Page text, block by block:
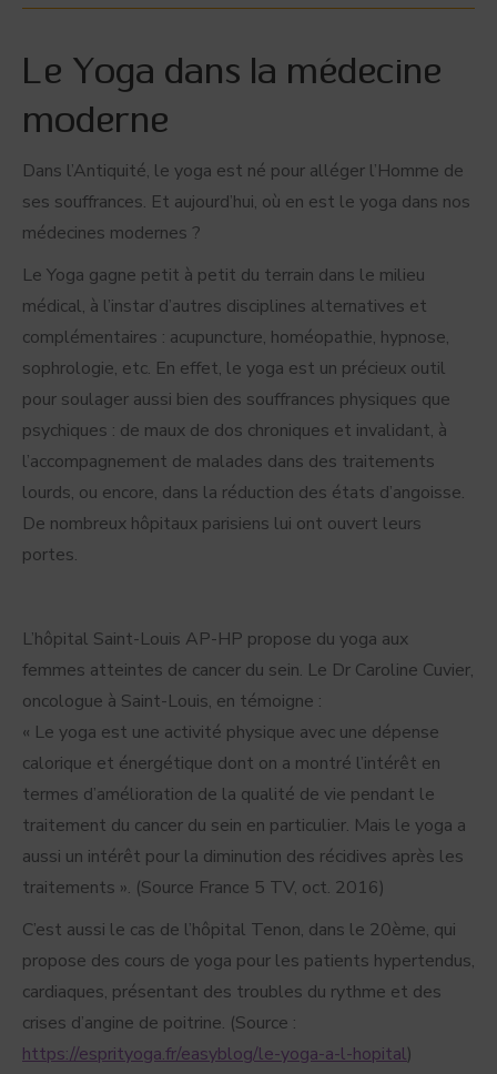
Le Yoga dans la médecine
moderne
Dans l’Antiquité, le yoga est né pour alléger l’Homme de
ses souffrances. Et aujourd’hui, où en est le yoga dans nos
médecines modernes ?
Le Yoga gagne petit à petit du terrain dans le milieu
médical, à l’instar d’autres disciplines alternatives et
complémentaires : acupuncture, homéopathie, hypnose,
sophrologie, etc. En effet, le yoga est un précieux outil
pour soulager aussi bien des souffrances physiques que
psychiques : de maux de dos chroniques et invalidant, à
l’accompagnement de malades dans des traitements
lourds, ou encore, dans la réduction des états d’angoisse.
De nombreux hôpitaux parisiens lui ont ouvert leurs
portes.
L’hôpital Saint-Louis AP-HP propose du yoga aux
femmes atteintes de cancer du sein. Le Dr Caroline Cuvier,
oncologue à Saint-Louis, en témoigne :
« Le yoga est une activité physique avec une dépense
calorique et énergétique dont on a montré l’intérêt en
termes d’amélioration de la qualité de vie pendant le
traitement du cancer du sein en particulier. Mais le yoga a
aussi un intérêt pour la diminution des récidives après les
traitements ». (Source France 5 TV, oct. 2016)
C’est aussi le cas de l’hôpital Tenon, dans le 20ème, qui
propose des cours de yoga pour les patients hypertendus,
cardiaques, présentant des troubles du rythme et des
crises d’angine de poitrine. (Source :
https://esprityoga.fr/easyblog/le-yoga-a-l-hopital)